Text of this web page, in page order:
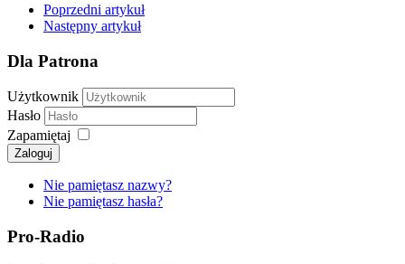
Poprzedni artykuł
Następny artykuł
Dla Patrona
Użytkownik
Hasło
Zapamiętaj
Zaloguj
Nie pamiętasz nazwy?
Nie pamiętasz hasła?
Pro-Radio